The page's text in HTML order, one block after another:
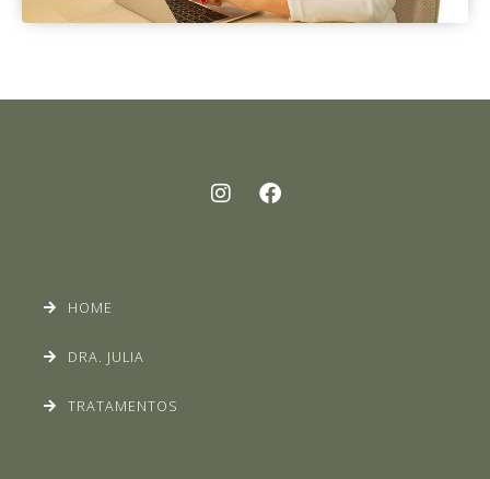
HOME
DRA. JULIA
TRATAMENTOS